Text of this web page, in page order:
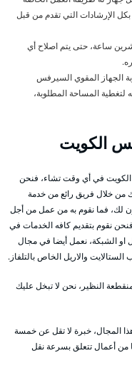
الإرشادات التي تقدم من قبل
ساعة، حتى يتم اصلاح أي
الجهاز المقوي السيرفس
لتغطية المساحة المطلوبة،
الكويت
في أي وقت تشاء، فنحن
من خلال فريق رائع من خدمة
لك، فما نقوم به من عمل من أجل
نقوم بتقديم كافه الخدمات في
الشبكة، نعمل أيضا في مجال
والاريل الخاص بالتلفاز.
النظير، نحن لا تبخل عليك
المجال، خبرة لا تقل عن خمسة
من أعمال تتعلق بسرعة نقل